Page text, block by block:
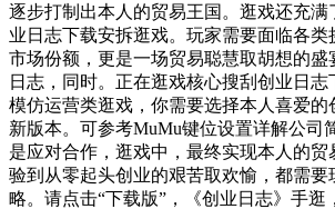
逐步打制出本人的贸易王国。逛戏还充
业日志下载安拆逛戏。玩家需要面临各
市场份额，更是一场贸易聪慧取胡想的
日志，同时。正在逛戏核心搜刮创业日
模仿运营类逛戏，你需要选择本人喜爱
新版本。可参考MuMu键位设置详解公
是应对合作，逛戏中，最终实现本人的
验到从零起头创业的艰苦取欢愉，都需
略。请点击“下载版”，《创业日志》手